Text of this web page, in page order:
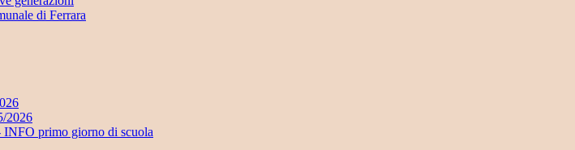
di Ferrara
2026
primo giorno di scuola